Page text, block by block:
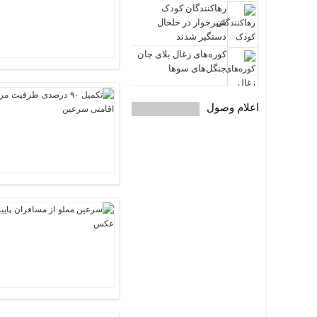
رهاکنندگان کودک
شیرخوار در خلخال
دستگیر شدند
کوره‌های زغال بلای جان
جنگل‌های سوها
اعلام وصول